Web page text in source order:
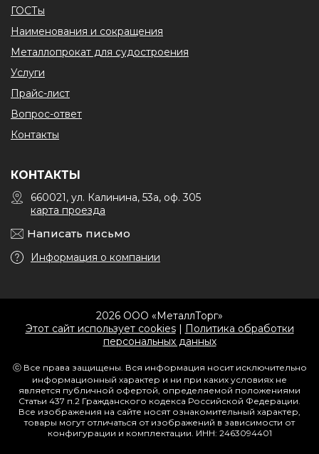
ГОСТы
Наименования и сокращения
Металлопрокат для судостроения
Услуги
Прайс-лист
Вопрос-ответ
Контакты
КОНТАКТЫ
660021, ул. Калинина, 53а, оф. 305
карта проезда
Написать письмо
Информация о компании
2026 ООО «МеталлТорг»
Этот сайт использует cookies| Политика обработки
персональных данных
ⓒ Все права защищены. Вся информация носит исключительно
информационный характер и ни при каких условиях не
является публичной офертой, определяемой положениями
Статьи 437 п.2 Гражданского кодекса Российской Федерации.
Все изображения на сайте носят ознакомительный характер,
товары могут отличаться от изображений в зависимости от
конфигурации и комплектации. ИНН: 2463094401